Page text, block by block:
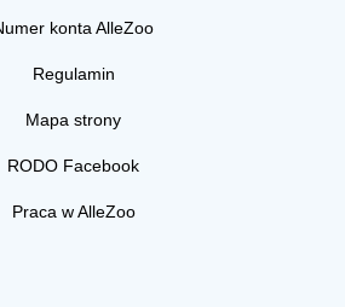
konta AlleZoo
Regulamin
Mapa strony
RODO Facebook
Praca w AlleZoo